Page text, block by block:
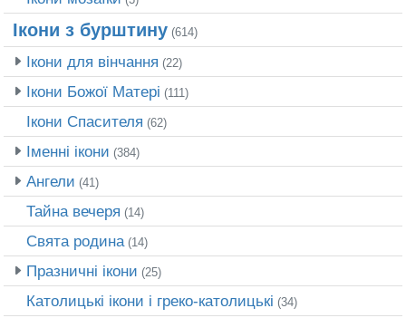
Ікони з бурштину (614)
Ікони для вінчання (22)
Ікони Божої Матері (111)
Ікони Спасителя (62)
Іменні ікони (384)
Ангели (41)
Тайна вечеря (14)
Свята родина(14)
Празничні ікони (25)
Католицькі ікони і греко-католицькі (34)